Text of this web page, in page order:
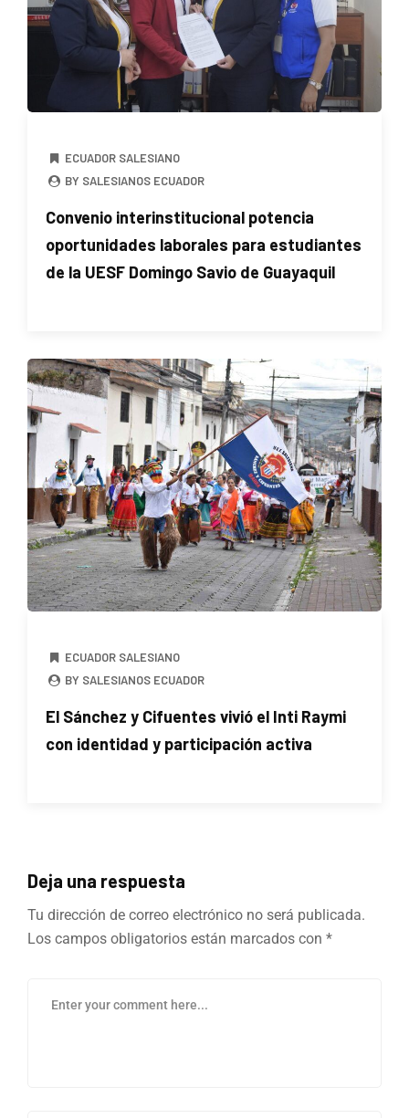
ECUADOR SALESIANO
BY SALESIANOS ECUADOR
Convenio interinstitucional potencia
oportunidades laborales para estudiantes
de la UESF Domingo Savio de Guayaquil
ECUADOR SALESIANO
BY SALESIANOS ECUADOR
El Sánchez y Cifuentes vivió el Inti Raymi
con identidad y participación activa
Deja una respuesta
Tu dirección de correo electrónico no será publicada.
Los campos obligatorios están marcados con *